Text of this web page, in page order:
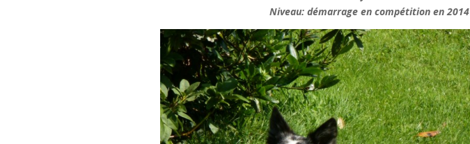
Niveau: démarrage en compétition en 2014